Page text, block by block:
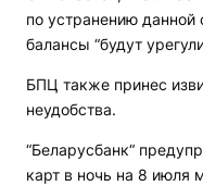
по устранению данной
балансы “будут
БПЦ также принес
неудобства.
“Беларусбанк“
карт в ночь на 8 июля